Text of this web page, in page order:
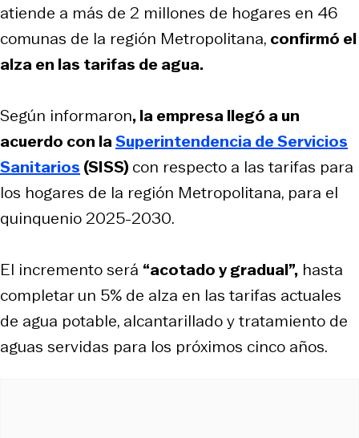
atiende a más de 2 millones de hogares en 46
comunas de la región Metropolitana, confirmó el
alza en las tarifas de agua.
Según informaron, la empresa llegó a un
acuerdo con laSuperintendencia de Servicios
Sanitarios (SISS) con respecto a las tarifas para
los hogares de la región Metropolitana, para el
quinquenio 2025-2030.
El incremento será “acotado y gradual”, hasta
completar un 5% de alza en las tarifas actuales
de agua potable, alcantarillado y tratamiento de
aguas servidas para los próximos cinco años.